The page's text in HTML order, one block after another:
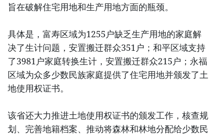
旨在破解住宅用地和生产用地方面的瓶颈。
具体是，富寿区域为1255户缺乏生产用地的家庭解
决了生计问题，安置搬迁群众351户；和平区域支持
了3981户家庭转换生计，安置搬迁群众215户；永福
区域为众多少数民族家庭提供了住宅用地并颁发了土
地使用权证书。
该省还大力推进土地使用权证书的颁发工作，核查规
划、完善地籍档案、推动将森林和林地分配给少数民